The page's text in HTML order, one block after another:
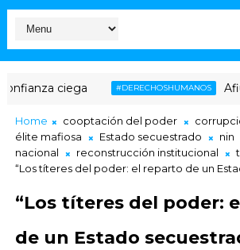
ciega #DERECHOSHUMANOS Afiuni
Home cooptación del poder
élite mafiosa
Estado secuestrado nin
nacional
reconstrucción institucional
“Los títeres del poder: el reparto de un
“Los títeres del poder:
de un Estado